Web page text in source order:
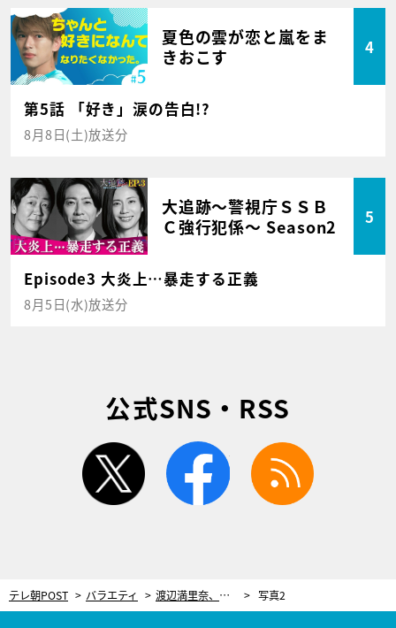
夏色の雲が恋と嵐をま
きおこす
4
第5話 「好き」涙の告白!?
8月8日(土)放送分
大追跡～警視庁ＳＳＢ
Ｃ強行犯係～ Season2
5
Episode3 大炎上…暴走する正義
8月5日(水)放送分
公式SNS・RSS
twitter facebook
テレ朝POST バラエティ 渡辺満里奈、夫・名倉潤の“うつ病”に寄り添い…一番近くで支えた妻の思いを明かす 写真2